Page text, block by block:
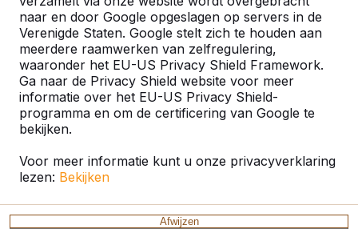
naar en door Google opgeslagen op servers in de
Verenigde Staten. Google stelt zich te houden aan
meerdere raamwerken van zelfregulering,
waaronder het EU-US Privacy Shield Framework.
Ga naar de Privacy Shield website voor meer
informatie over het EU-US Privacy Shield-
programma en om de certificering van Google te
bekijken.
Voor meer informatie kunt u onze privacyverklaring
lezen: Bekijken
Afwijzen
en
dal
Contact
HeBlad Nederland
Diamantweg 22
Nederland